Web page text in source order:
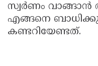
സ്വർണം വാങ്ങാൻ
എങ്ങനെ
കണ്ടറിയേണ്ടത്.